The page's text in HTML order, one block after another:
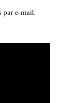
par e-mail.